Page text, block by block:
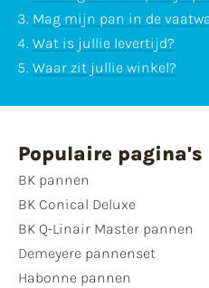
Mag mijn pan in de
Wat is jullie levertijd?
Waar zit jullie winkel?
Populaire pagina's
BK pannen
BK Conical Deluxe
BK Q-Linair Master pannen
Demeyere pannenset
Habonne pannen